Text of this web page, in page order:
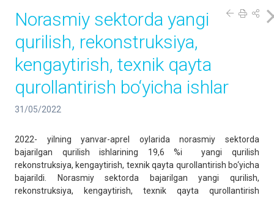
Norasmiy sektorda yangi
qurilish, rekonstruksiya,
kengaytirish, texnik qayta
qurollantirish bo‘yicha ishlar
31/05/2022
2022- yilning yanvar-aprel oylarida norasmiy sektorda
bajarilgan qurilish ishlarining 19,6 %i yangi qurilish
rekonstruksiya, kengaytirish, texnik qayta qurollantirish bo‘yicha
bajarildi. Norasmiy sektorda bajarilgan yangi qurilish,
rekonstruksiya, kengaytirish, texnik qayta qurollantirish